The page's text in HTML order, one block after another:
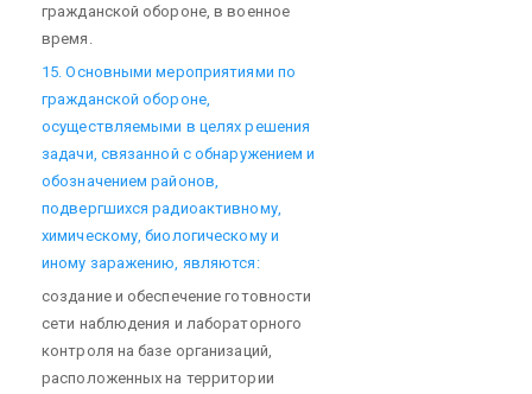
гражданской обороне, в военное
время.
15. Основными мероприятиями по
гражданской обороне,
осуществляемыми в целях решения
задачи, связанной с обнаружением и
обозначением районов,
подвергшихся радиоактивному,
химическому, биологическому и
иному заражению, являются:
создание и обеспечение готовности
сети наблюдения и лабораторного
контроля на базе организаций,
расположенных на территории